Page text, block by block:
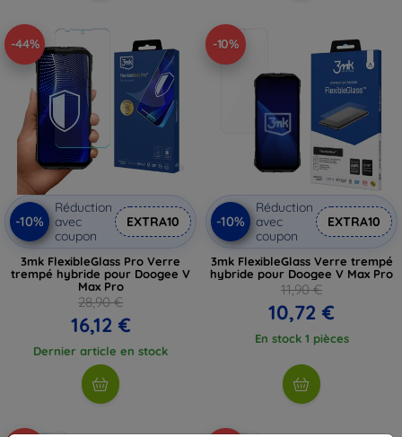
-44%
-10%
Réduction
avec
coupon
EXTRA10
3mk FlexibleGlass Pro Verre
trempé hybride pour Doogee V
Max Pro
28,90 €
16,12 €
Dernier article en stock
-10%
-10%
Réduction
avec
coupon
EXTRA10
3mk FlexibleGlass Verre trempé
hybride pour Doogee V Max Pro
11,90 €
10,72 €
En stock 1 pièces